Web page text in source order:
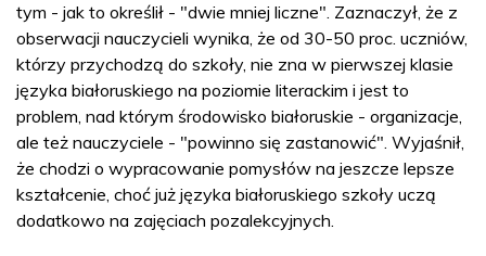
tym - jak to określił - "dwie mniej liczne". Zaznaczył, że z
obserwacji nauczycieli wynika, że od 30-50 proc. uczniów,
którzy przychodzą do szkoły, nie zna w pierwszej klasie
języka białoruskiego na poziomie literackim i jest to
problem, nad którym środowisko białoruskie - organizacje,
ale też nauczyciele - "powinno się zastanowić". Wyjaśnił,
że chodzi o wypracowanie pomysłów na jeszcze lepsze
kształcenie, choć już języka białoruskiego szkoły uczą
dodatkowo na zajęciach pozalekcyjnych.